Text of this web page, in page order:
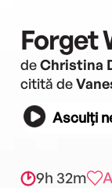
Forget
deChristina
citită de
Asculți
9h 32m